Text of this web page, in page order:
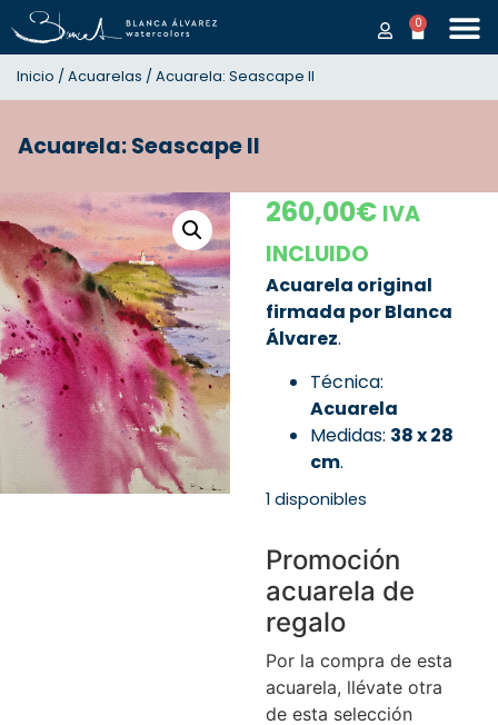
0
Inicio / Acuarelas / Acuarela: Seascape II
Acuarela: Seascape II
260,00€ IVA
INCLUIDO
Acuarela original
firmada por Blanca
Álvarez.
Técnica:
Acuarela
Medidas: 38x 28
cm.
1 disponibles
Promoción
acuarela de
regalo
Por la compra de esta
acuarela, llévate otra
de esta selección